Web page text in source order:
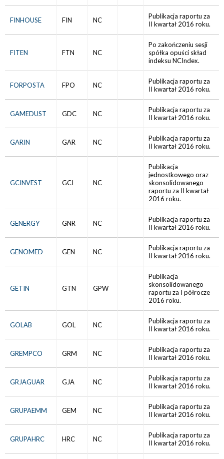
FINHOUSE FIN NC
Publikacja raportu za
II kwartał 2016 roku.
FITEN FTN NC
Po zakończeniu sesji
spółka opuści skład
indeksu NCIndex.
FORPOSTA FPO NC
Publikacja raportu za
II kwartał 2016 roku.
GAMEDUST GDC NC
Publikacja raportu za
II kwartał 2016 roku.
GARIN GAR NC
Publikacja raportu za
II kwartał 2016 roku.
GCINVEST GCI NC
Publikacja
jednostkowego oraz
skonsolidowanego
raportu za II kwartał
2016 roku.
GENERGY GNR NC
Publikacja raportu za
II kwartał 2016 roku.
GENOMED GEN NC
Publikacja raportu za
II kwartał 2016 roku.
GETIN GTN GPW
Publikacja
skonsolidowanego
raportu za I półrocze
2016 roku.
GOLAB GOL NC
Publikacja raportu za
II kwartał 2016 roku.
GREMPCO GRM NC
Publikacja raportu za
II kwartał 2016 roku.
GRJAGUAR GJA NC
Publikacja raportu za
II kwartał 2016 roku.
GRUPAEMM GEM NC
Publikacja raportu za
II kwartał 2016 roku.
GRUPAHRC HRC NC
Publikacja raportu za
II kwartał 2016 roku.